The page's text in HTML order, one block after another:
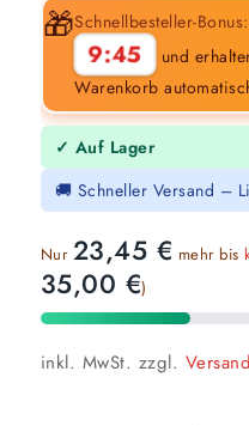
🎁Schnellbesteller-Bonus:
9:44 und
Warenkorb
✓ Auf Lager
🚚 Schneller Versand –
Nur 23,45 € mehr bis
35,00 €)
inkl. MwSt. zzgl.